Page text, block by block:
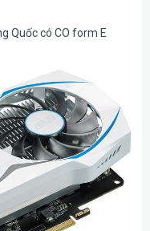
Quốc có CO form E